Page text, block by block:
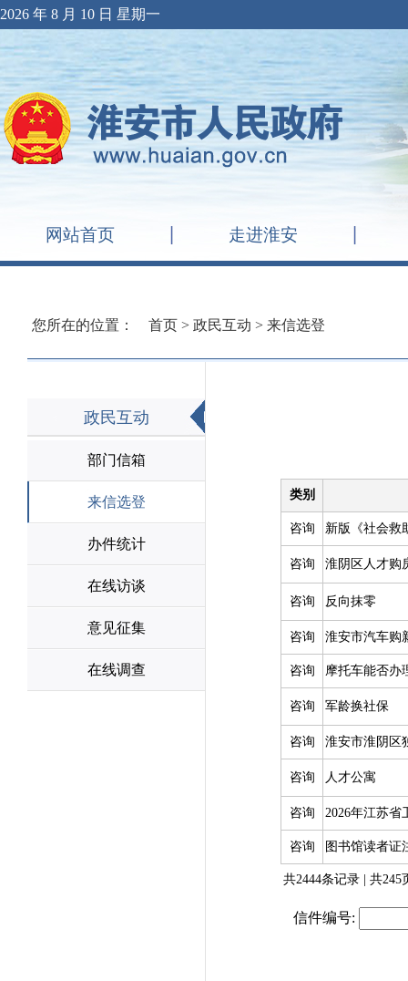
2026 年 8 月 10 日 星期一
网站首页 走进淮安
您所在的位置： 首页 > 政民互动 > 来信选登
政民互动
部门信箱
来信选登
办件统计
在线访谈
意见征集
在线调查